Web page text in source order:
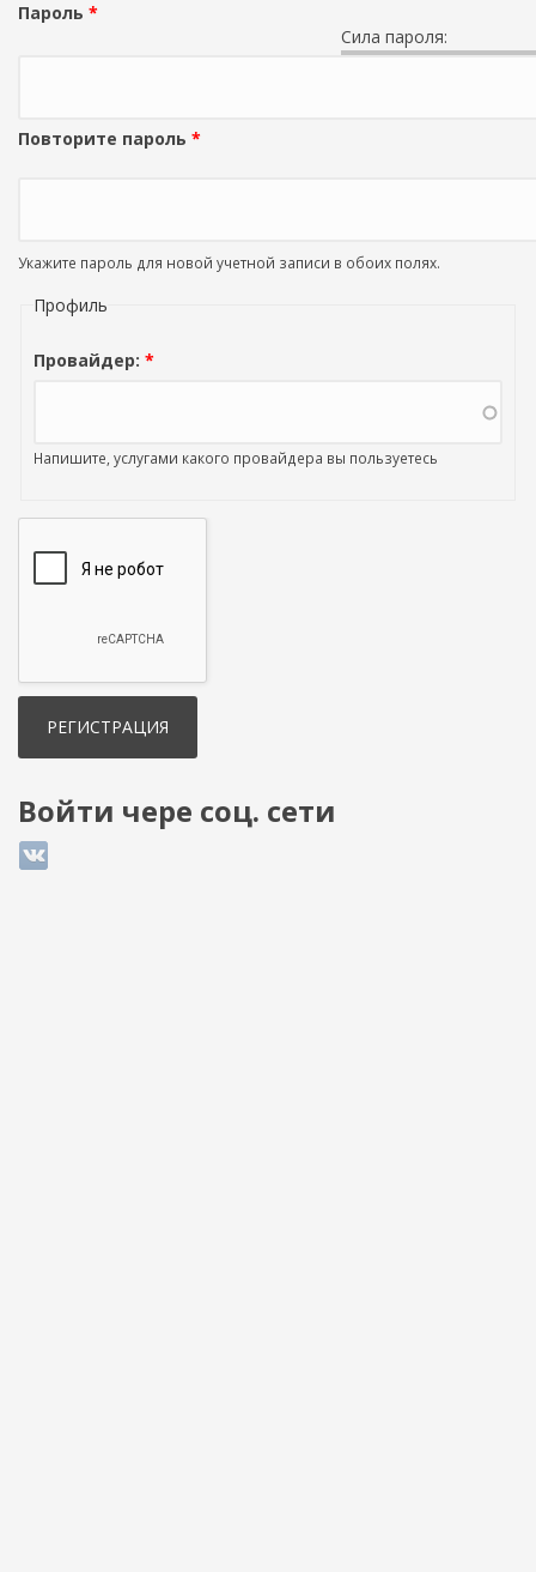
Сила пароля:
Пароль *
Повторите пароль *
Укажите пароль для новой учетной записи в обоих полях.
Профиль
Провайдер: *
Напишите, услугами какого провайдера вы пользуетесь
Войти чере соц. сети
Login with ВКонтакте